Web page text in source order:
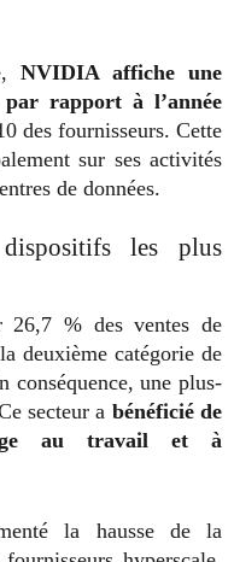
NVIDIA affiche une
rapport à l’année
des fournisseurs. Cette
sur ses activités
de données.
les plus
26,7 % des ventes de
deuxième catégorie de
conséquence, une plus-
secteur a bénéficié de
au travail et à
la hausse de la